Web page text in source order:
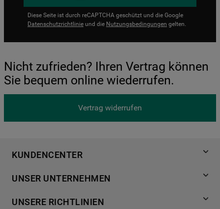
Diese Seite ist durch reCAPTCHA geschützt und die Google
Datenschutzrichtlinie und die Nutzungsbedingungen gelten.
Nicht zufrieden? Ihren Vertrag können
Sie bequem online wiederrufen.
Vertrag widerrufen
KUNDENCENTER
Händlersuche
Häufige Fragen
UNSER UNTERNEHMEN
Für Händler
UNSERE RICHTLINIEN